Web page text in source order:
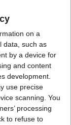
on a
data, such as
by a device for
and content
development.
use precise
scanning. You
processing
to refuse to
να καταβάλλουν
πνευματικών
, αναλύει